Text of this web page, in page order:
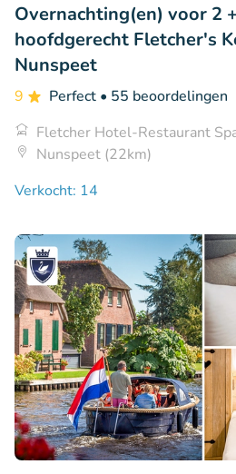
Overnachting(en) voor 2
hoofdgerecht Fletcher's
Nunspeet
9 Perfect • 55 beoordelingen
Fletcher Hotel-Restaurant
Nunspeet (22km)
Verkocht: 14